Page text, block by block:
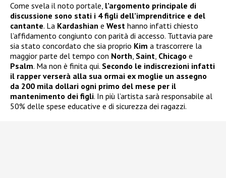
Come svela il noto portale, l’argomento principale di
discussione sono stati i 4 figli dell’imprenditrice e del
cantante. La Kardashian e West hanno infatti chiesto
l’affidamento congiunto con parità di accesso. Tuttavia pare
sia stato concordato che sia proprio Kim a trascorrere la
maggior parte del tempo con North, Saint, Chicago e
Psalm. Ma non è finita qui. Secondo le indiscrezioni infatti
il rapper verserà alla sua ormai ex moglie un assegno
da 200 mila dollari ogni primo del mese per il
mantenimento dei figli. In più l’artista sarà responsabile al
50% delle spese educative e di sicurezza dei ragazzi.